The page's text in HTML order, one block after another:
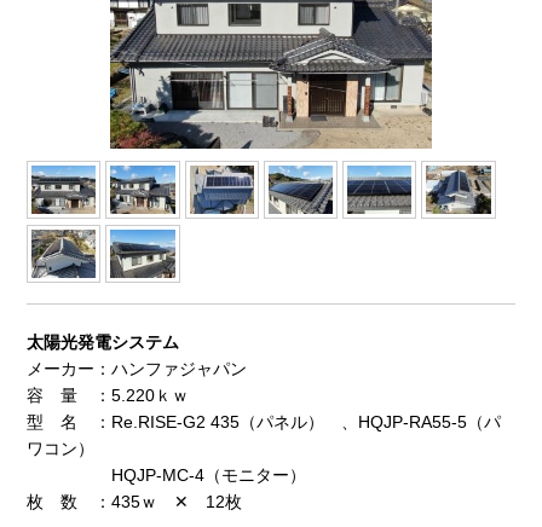
太陽光発電システム
メーカー：ハンファジャパン
容 量 ：5.220ｋｗ
型 名 ：Re.RISE-G2 435（パネル） 、HQJP-RA55-5（パ
ワコン）
HQJP-MC-4（モニター）
枚 数 ：435ｗ ✕ 12枚